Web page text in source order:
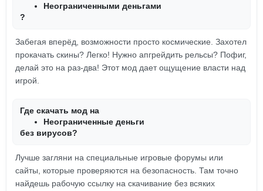
Неограниченными деньгами
?
Забегая вперёд, возможности просто космические. Захотел
прокачать скины? Легко! Нужно апгрейдить рельсы? Пофиг,
делай это на раз-два! Этот мод дает ощущение власти над
игрой.
Где скачать мод на
Неограниченные деньги
без вирусов?
Лучше загляни на специальные игровые форумы или
сайты, которые проверяются на безопасность. Там точно
найдешь рабочую ссылку на скачивание без всяких